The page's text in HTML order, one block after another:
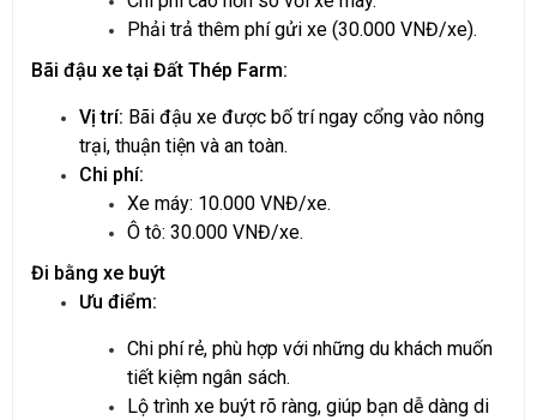
Phải trả thêm phí gửi xe (30.000 VNĐ/xe).
Bãi đậu xe tại Đất Thép Farm:
Vị trí: Bãi đậu xe được bố trí ngay cổng vào nông
trại, thuận tiện và an toàn.
Chi phí:
Xe máy: 10.000 VNĐ/xe.
Ô tô: 30.000 VNĐ/xe.
Đi bằng xe buýt
Ưu điểm:
Chi phí rẻ, phù hợp với những du khách muốn
tiết kiệm ngân sách.
Lộ trình xe buýt rõ ràng, giúp bạn dễ dàng di